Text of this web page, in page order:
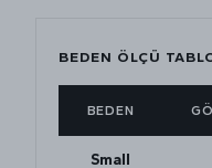
BEDEN ÖLÇÜ
BEDEN
Small